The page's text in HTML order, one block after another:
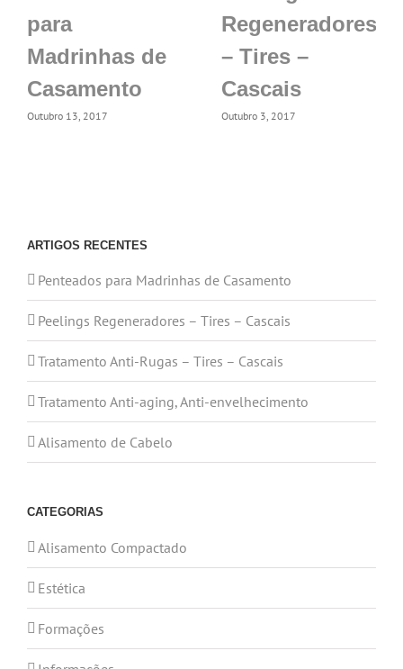
para
Madrinhas de
Casamento
Outubro 13, 2017
Regeneradores
– Tires –
Cascais
Outubro 3, 2017
ARTIGOS RECENTES
Penteados para Madrinhas de Casamento
Peelings Regeneradores – Tires – Cascais
Tratamento Anti-Rugas – Tires – Cascais
Tratamento Anti-aging, Anti-envelhecimento
Alisamento de Cabelo
CATEGORIAS
Alisamento Compactado
Estética
Formações